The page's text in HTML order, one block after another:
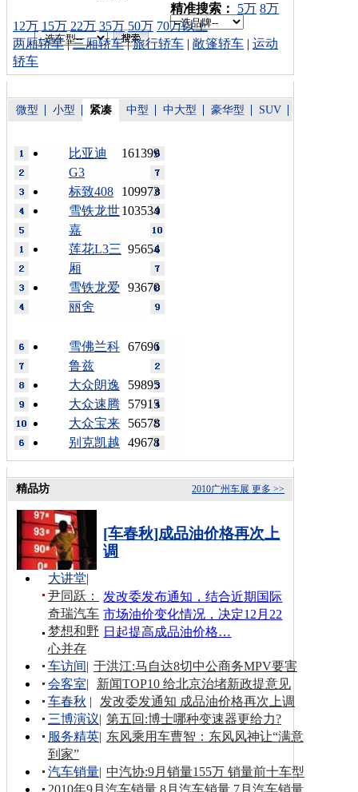
车型搜索：
精准搜索： 5万 8万
12万 15万 22万 35万 50万 70万以上
两厢轿车|三厢轿车|旅行轿车 | 敞篷轿车 | 运动
轿车
微型 小型 紧凑 中型 中大型 豪华型 SUV
161399
比亚迪
G3
109973
标致408
103534
雪铁龙世
嘉
95654
莲花L3三
厢
93670
雪铁龙爱
丽舍
67696
雪佛兰科
鲁兹
59895
大众朗逸
57915
大众速腾
56578
大众宝来
49678
别克凯越
更多 >>
2010广州车展
精品坊
[车春秋]成品油价格再次上
调
发改委发布通知，结合近期国际
市场油价变化情况，决定12月22
日起提高成品油价格…
大讲堂|
尹同跃：
奇瑞汽车
梦想和野
心并存
车访间| 于洪江:马自达8切中公商务MPV要害
会客室|
新闻TOP10 给北京治堵新政提意见
车春秋 |
发改委发通知 成品油价格再次上调
三博演议| 第五回:博士哪种变速器更给力?
服务精英| 东风乘用车曹智：东风风神让“满意
到家”
汽车销量| 中汽协:9月销量155万 销量前十车型